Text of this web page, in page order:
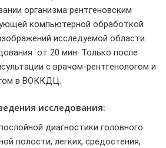
организма рентгеновским
компьютерной обработкой
исследуемой области.
от 20 мин. Только после
с врачом-рентгенологом и
в ВОККДЦ.
исследования:
диагностики головного
полости, легких, средостения,